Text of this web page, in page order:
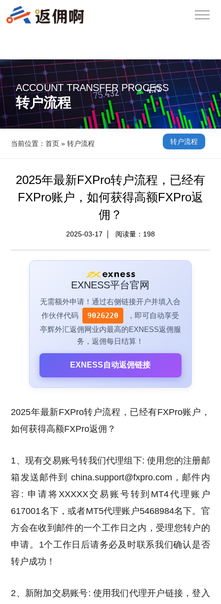
ACCOUNT TRANSFER PROCESS
转户流程
当前位置：首页 »转户流程 转户流程
2025年最新FXPro转户流程，已经有
FXPro账户，如何获得高额FXPro返
佣？
2025-03-17 阅读量： 198
EXNESS平台官网
无需额外申请！通过右侧链接开户并填入合
作伙伴代码
9026220
，即可自动享受
亭辉外汇返佣网业内最高的EXNESS返佣服
务，返佣每日结算！
EXNESS自动返佣链接
2025年最新FXPro转户流程，已经有FXPro账户，
如何获得高额FXPro返佣？
1、现有交易账号转我们代理组下: 使用您的注册邮
箱发送邮件到 china.support@fxpro.com，邮件内
容: 申请将XXXXX交易账号转到MT4代理账户
617001名下，或者MT5代理账户5468984名下。官
方会在收到邮件的一个工作日之内，受理您转户的
申请。1个工作日后请务必及时联系我们确认是否
转户成功！
2、新附加交易账号: 使用我们代理开户链接，登入